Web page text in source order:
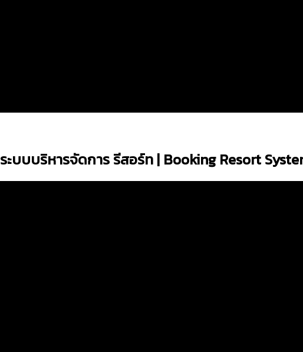
ระบบบริหารจัดการ รีสอร์ท | Booking Resort